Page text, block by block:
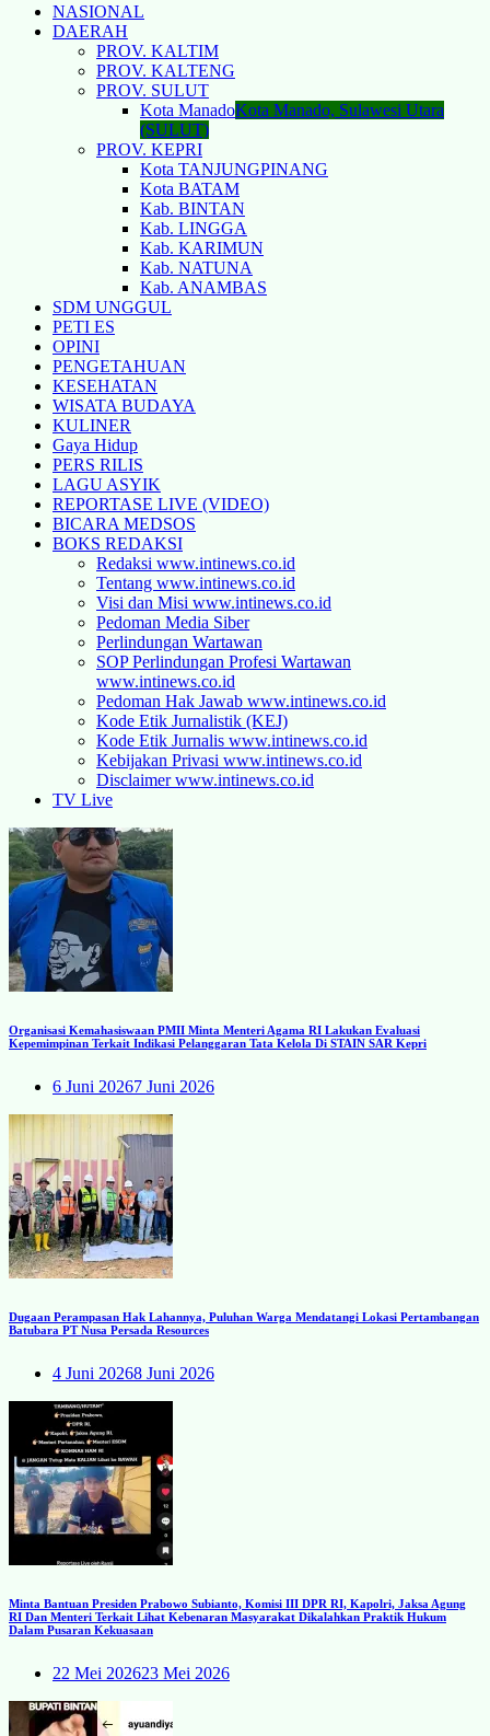
NASIONAL
DAERAH
PROV. KALTIM
PROV. KALTENG
PROV. SULUT
Kota ManadoKota Manado, Sulawesi Utara
(SULUT)
PROV. KEPRI
Kota TANJUNGPINANG
Kota BATAM
Kab. BINTAN
Kab. LINGGA
Kab. KARIMUN
Kab. NATUNA
Kab. ANAMBAS
SDM UNGGUL
PETI ES
OPINI
PENGETAHUAN
KESEHATAN
WISATA BUDAYA
KULINER
Gaya Hidup
PERS RILIS
LAGU ASYIK
REPORTASE LIVE (VIDEO)
BICARA MEDSOS
BOKS REDAKSI
Redaksi www.intinews.co.id
Tentang www.intinews.co.id
Visi dan Misi www.intinews.co.id
Pedoman Media Siber
Perlindungan Wartawan
SOP Perlindungan Profesi Wartawan
www.intinews.co.id
Pedoman Hak Jawab www.intinews.co.id
Kode Etik Jurnalistik (KEJ)
Kode Etik Jurnalis www.intinews.co.id
Kebijakan Privasi www.intinews.co.id
Disclaimer www.intinews.co.id
TV Live
Organisasi Kemahasiswaan PMII Minta Menteri Agama RI Lakukan Evaluasi
Kepemimpinan Terkait Indikasi Pelanggaran Tata Kelola Di STAIN SAR Kepri
6 Juni 20267 Juni 2026
Dugaan Perampasan Hak Lahannya, Puluhan Warga Mendatangi Lokasi Pertambangan
Batubara PT Nusa Persada Resources
4 Juni 20268 Juni 2026
Minta Bantuan Presiden Prabowo Subianto, Komisi III DPR RI, Kapolri, Jaksa Agung
RI Dan Menteri Terkait Lihat Kebenaran Masyarakat Dikalahkan Praktik Hukum
Dalam Pusaran Kekuasaan
22 Mei 202623 Mei 2026